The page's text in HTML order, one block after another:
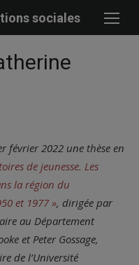
sociales
février 2022 une thèse en
de jeunesse. Les
la région du
et 1977 », dirigée par
au Département
et Peter Gossage,
de l’Université